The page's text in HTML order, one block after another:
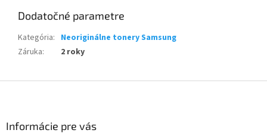
Dodatočné parametre
Kategória: Neoriginálne tonery Samsung
Záruka: 2 roky
Informácie pre vás